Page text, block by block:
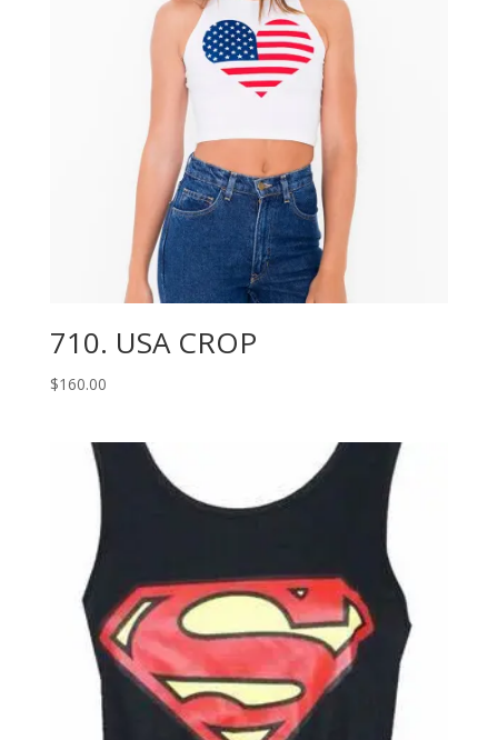
710. USA CROP
$160.00